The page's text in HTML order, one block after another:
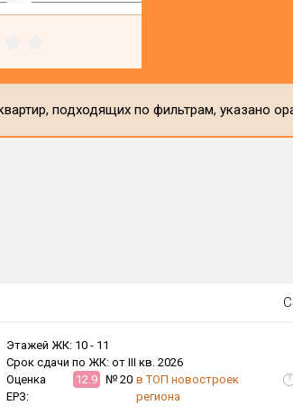
подходящих по фильтрам, указано
Этажей ЖК: 10 - 11
Срок сдачи по ЖК: от III кв. 2026
Оценка
ЕРЗ:
12.9 № 20 в ТОП новостроек
региона
?